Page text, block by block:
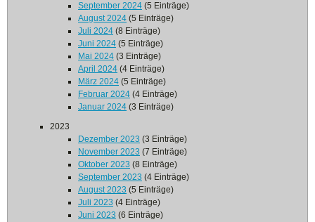
September 2024 (5 Einträge)
August 2024 (5 Einträge)
Juli 2024 (8 Einträge)
Juni 2024 (5 Einträge)
Mai 2024 (3 Einträge)
April 2024 (4 Einträge)
März 2024 (5 Einträge)
Februar 2024 (4 Einträge)
Januar 2024 (3 Einträge)
2023
Dezember 2023 (3 Einträge)
November 2023 (7 Einträge)
Oktober 2023 (8 Einträge)
September 2023 (4 Einträge)
August 2023 (5 Einträge)
Juli 2023 (4 Einträge)
Juni 2023 (6 Einträge)